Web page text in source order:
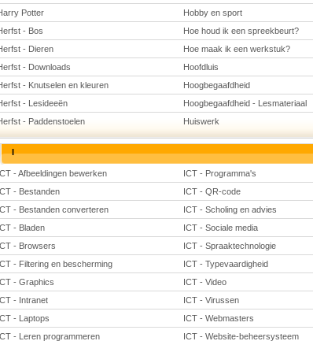
Potter
Hobby en sport
- Bos
Hoe houd ik een spreekbeurt?
- Dieren
Hoe maak ik een werkstuk?
- Downloads
Hoofdluis
- Knutselen en kleuren
Hoogbegaafdheid
- Lesideeën
Hoogbegaafdheid - Lesmateriaal
- Paddenstoelen
Huiswerk
I
- Afbeeldingen bewerken ICT - Programma's
- Bestanden
ICT - QR-code
- Bestanden converteren
ICT - Scholing en advies
- Bladen
ICT - Sociale media
- Browsers
ICT - Spraaktechnologie
- Filtering en bescherming
ICT - Typevaardigheid
- Graphics
ICT - Video
- Intranet
ICT - Virussen
- Laptops
ICT - Webmasters
- Leren programmeren
ICT - Website-beheersysteem